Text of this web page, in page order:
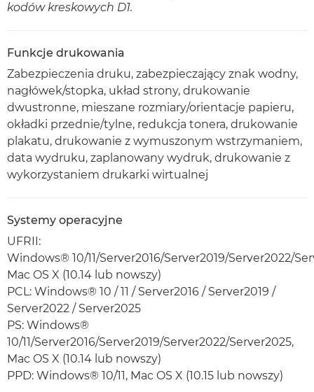
kodów kreskowych D1.
Funkcje drukowania
Zabezpieczenia druku, zabezpieczający znak wodny,
nagłówek/stopka, układ strony, drukowanie
dwustronne, mieszane rozmiary/orientacje papieru,
okładki przednie/tylne, redukcja tonera, drukowanie
plakatu, drukowanie z wymuszonym wstrzymaniem,
data wydruku, zaplanowany wydruk, drukowanie z
wykorzystaniem drukarki wirtualnej
Systemy operacyjne
UFRII:
Windows® 10/11/Server2016/Server2019/Server2022/
Mac OS X (10.14 lub nowszy)
PCL: Windows® 10 / 11 / Server2016 / Server2019 /
Server2022 / Server2025
PS: Windows®
10/11/Server2016/Server2019/Server2022/Server2025,
Mac OS X (10.14 lub nowszy)
PPD: Windows® 10/11, Mac OS X (10.15 lub nowszy)